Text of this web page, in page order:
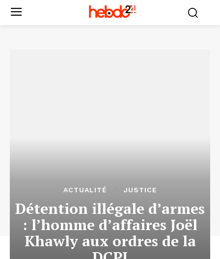
ACTUALITÉ JUSTICE
Détention illégale d’armes
: l’homme d’affaires Joël
Khawly aux ordres de la